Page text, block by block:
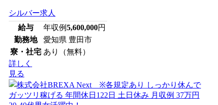
シルバー求人
給与
年収例5,600,000円
勤務地
愛知県 豊田市
寮・社宅 あり（無料）
詳しく
見る